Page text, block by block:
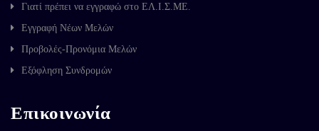
Γιατί πρέπει να εγγραφώ στο ΕΛ.Ι.Σ.ΜΕ.
Εγγραφή Νέων Μελών
Προβολές-Προνόμια Μελών
Εξόφληση Συνδρομών
Επικοινωνία